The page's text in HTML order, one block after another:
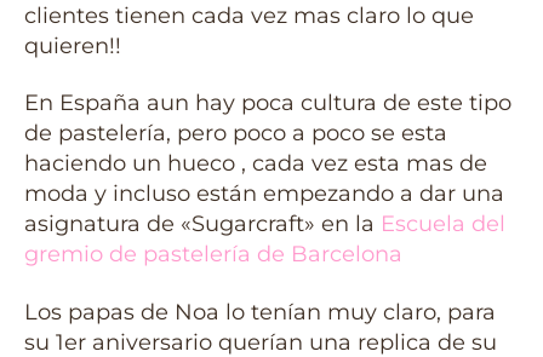
clientes tienen cada vez mas claro lo que
quieren!!
En España aun hay poca cultura de este tipo
de pastelería, pero poco a poco se esta
haciendo un hueco , cada vez esta mas de
moda y incluso están empezando a dar una
asignatura de «Sugarcraft» en la Escuela del
gremio de pastelería de Barcelona
Los papas de Noa lo tenían muy claro, para
su 1er aniversario querían una replica de su